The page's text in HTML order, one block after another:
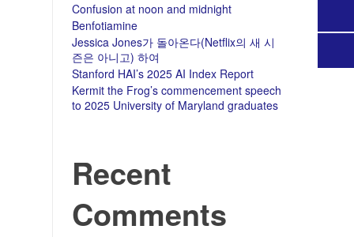
Confusion at noon and midnight
Benfotiamine
Jessica Jones가 돌아온다(Netflix의 새 시
즌은 아니고) 하여
Stanford HAI’s 2025 AI Index Report
Kermit the Frog’s commencement speech
to 2025 University of Maryland graduates
Recent
Comments